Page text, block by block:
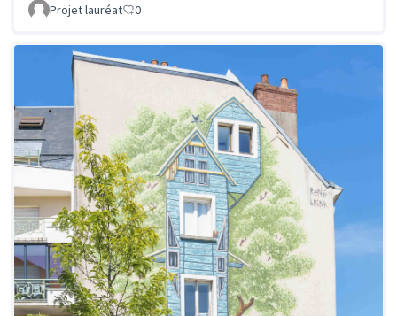
Projet lauréat 0